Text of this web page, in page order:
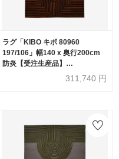
ラグ「KIBO キボ 80960
197/106」幅140 x 奥行200cm
防炎【受注生産品】
FISCHBACHER 1819（フィッ
311,740 円